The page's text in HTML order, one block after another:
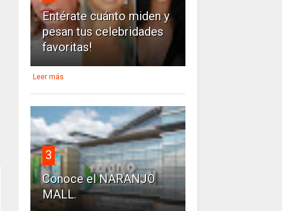
Entérate cuánto miden y
pesan tus celebridades
favoritas!
Leer más
3
Conoce el NARANJO
MALL.